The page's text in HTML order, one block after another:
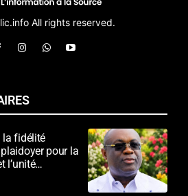
All rights reserved.
la fidélité
pour la
l’unité